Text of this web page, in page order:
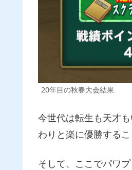
20年目の秋春大会結果
今世代は転生も天才
わりと楽に優勝するこ
そして、ここでパワ